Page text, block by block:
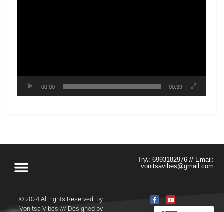
00:00 00:39
Τηλ: 6993182976 // Email:
vonitsavibes@gmail.com
© 2024 All rights Reserved. by
Vonitsa Vibes /// Designed by